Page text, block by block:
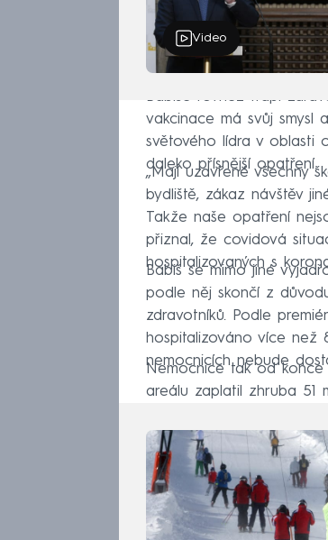
Video
Babiše rovněž trápí
vakcinace má svůj smysl
světového lídra v oblasti
daleko přísnější opatření.
„Mají uzavřené všechny
bydliště, zákaz návštěv
Takže naše opatření
přiznal, že covidová
hospitalizovaných s
Babiš se mimo jiné
podle něj skončí z
zdravotníků. Podle
hospitalizováno více
nemocnicích nebude
Nemocnice tak od
areálu zaplatil zhruba 51